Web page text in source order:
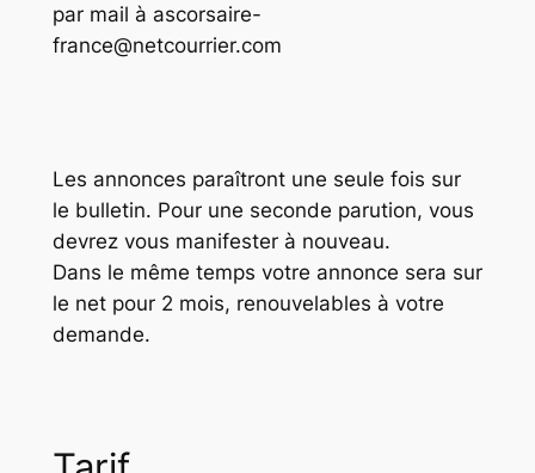
par mail à ascorsaire-
france@netcourrier.com
Les annonces paraîtront une seule fois sur
le bulletin. Pour une seconde parution, vous
devrez vous manifester à nouveau.
Dans le même temps votre annonce sera sur
le net pour 2 mois, renouvelables à votre
demande.